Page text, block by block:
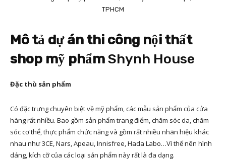
Mô tả dự án thi công nội thất
shop mỹ phẩmShynh House
Đặc thù sản phẩm
Có đặc trưng chuyên biệt về mỹ phẩm, các mẫu sản phẩm của cửa
hàng rất nhiều. Bao gồm sản phẩm trang điểm, chăm sóc da, chăm
sóc cơ thể, thực phẩm chức năng và gồm rất nhiều nhãn hiệu khác
nhau như 3CE, Nars, Apeau, Innisfree, Hada Labo…Vì thế nên hình
dáng, kích cỡ của các loại sản phẩm này rất là đa dạng.